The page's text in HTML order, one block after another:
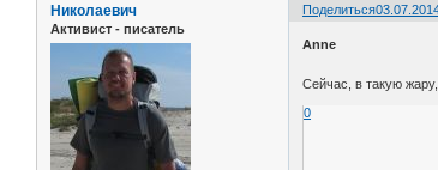
Поделиться
Николаевич
Активист - писатель
Anne
Сейчас, в такую
0